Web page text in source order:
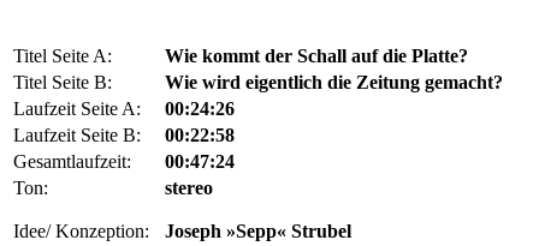
Titel Seite A:
Wie kommt der Schall auf die Platte?
Titel Seite B:
Wie wird eigentlich die Zeitung gemacht?
Laufzeit Seite A:
00:24:26
Laufzeit Seite B:
00:22:58
Gesamtlaufzeit:
00:47:24
Ton:
stereo
Idee/ Konzeption:
Joseph »Sepp« Strubel